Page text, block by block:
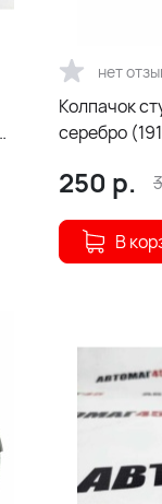
нет
Колпачок
серебро
250 р.
В